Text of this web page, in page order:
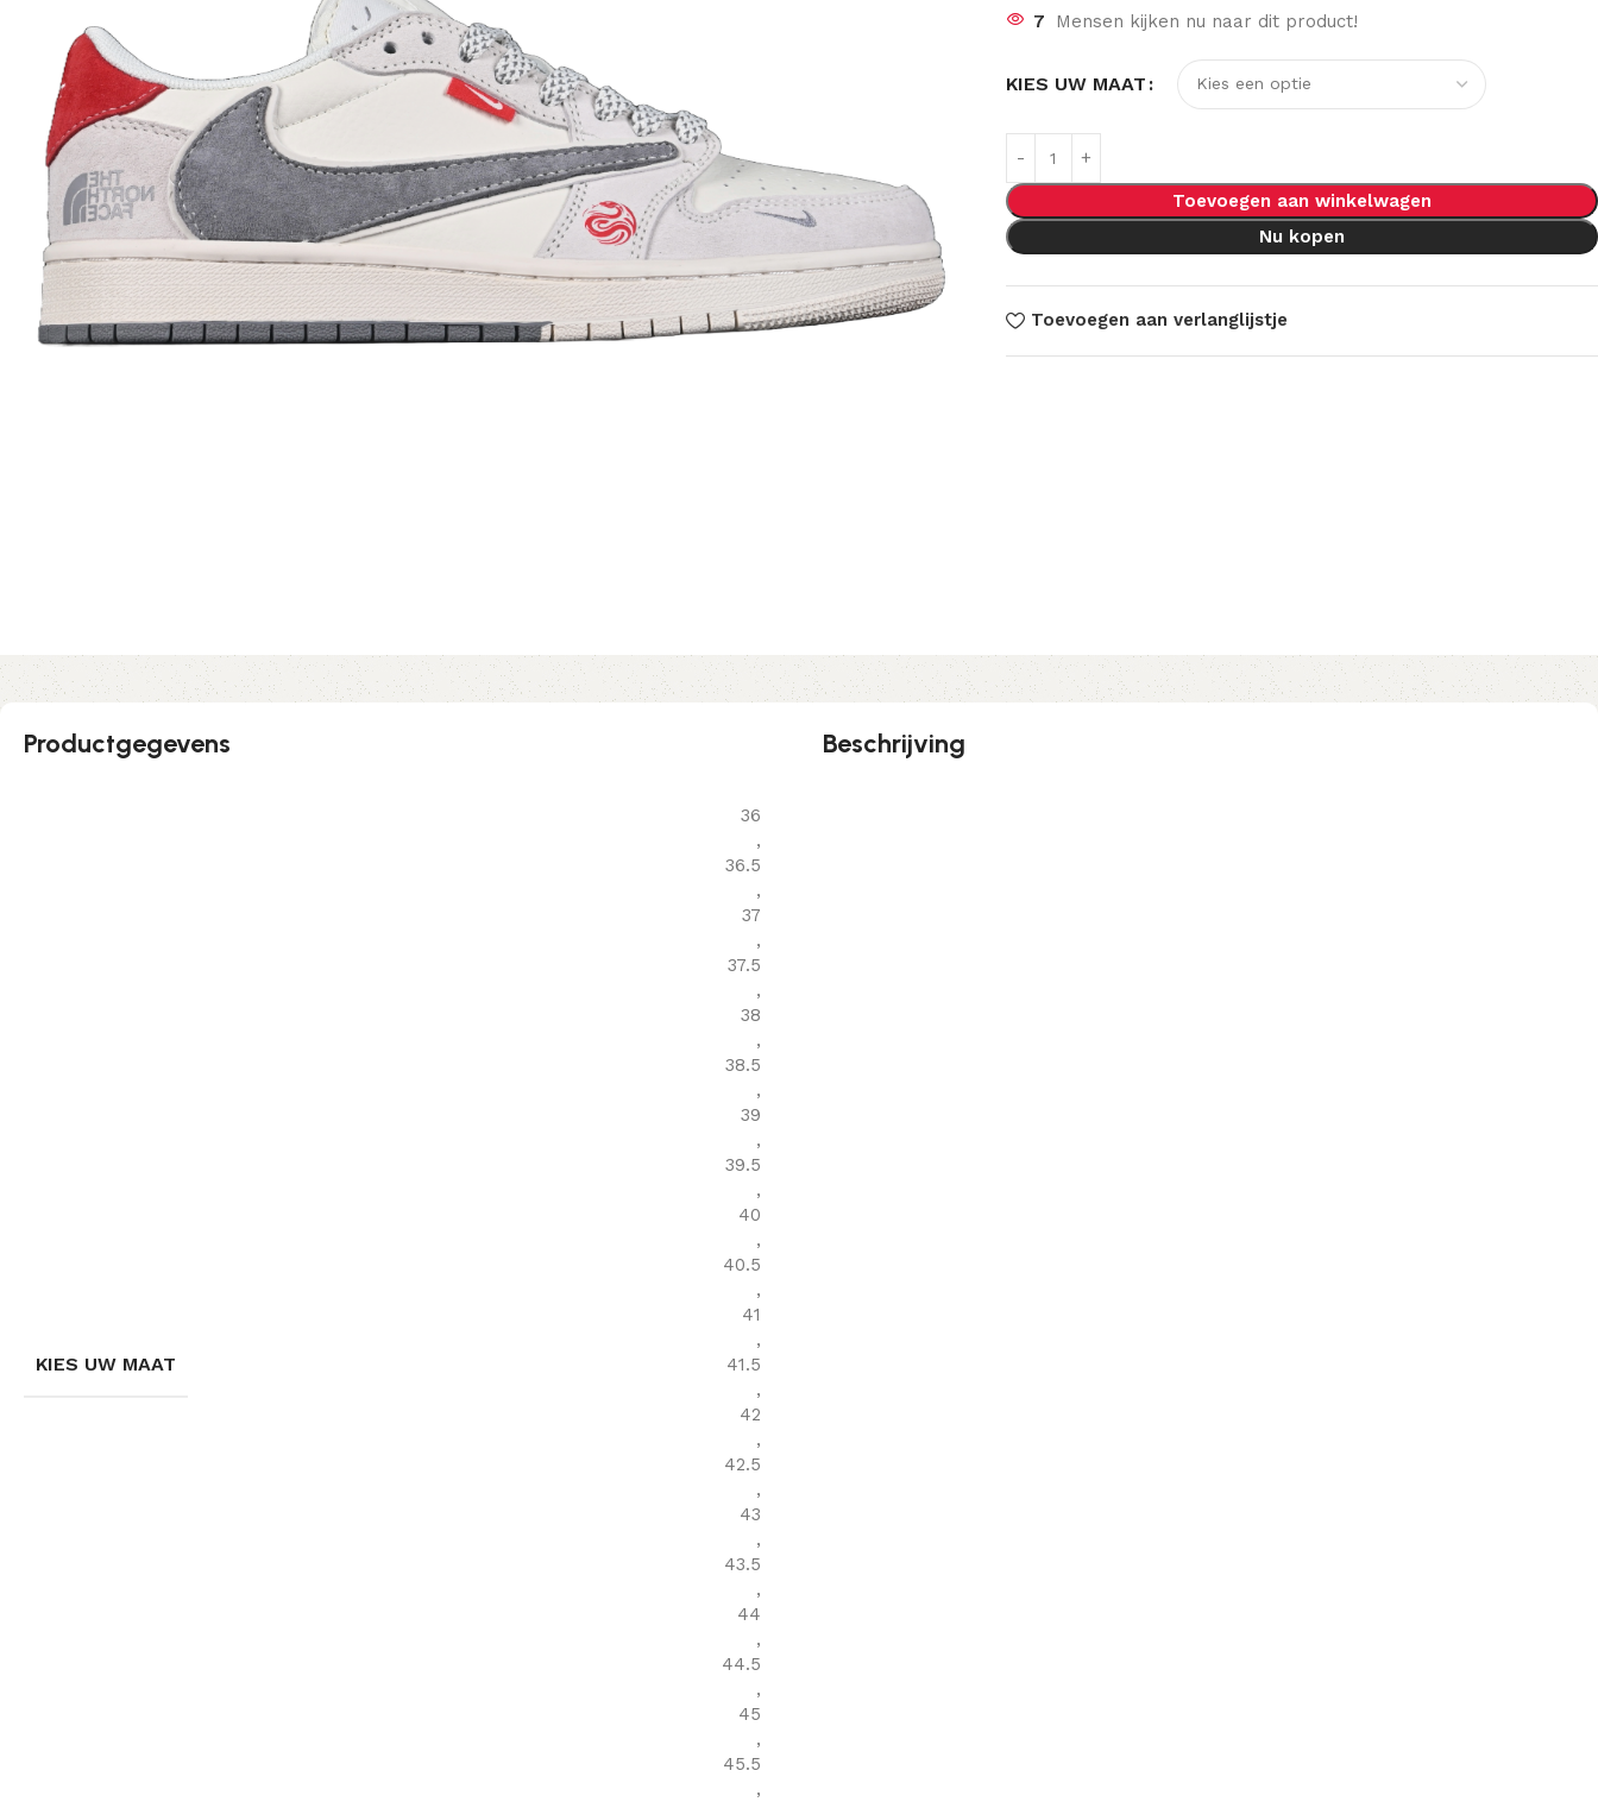
7 Mensen kijken nu naar dit product!
KIES UW MAAT
Toevoegen aan winkelwagen
Nu kopen
Toevoegen aan verlanglijstje
Productgegevens
KIES UW MAAT
36
,
36.5
,
37
,
37.5
,
38
,
38.5
,
39
,
39.5
,
40
,
40.5
,
41
,
41.5
,
42
,
42.5
,
43
,
43.5
,
44
,
44.5
,
45
,
45.5
,
Beschrijving